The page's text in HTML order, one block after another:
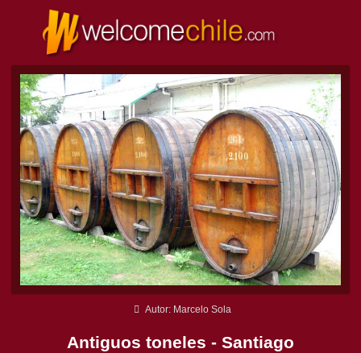
Autor: Marcelo Sola
Antiguos toneles - Santiago